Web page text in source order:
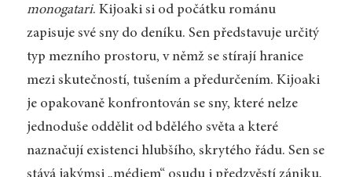
monogatari. Kijoaki si od počátku románu
zapisuje své sny do deníku. Sen představuje určitý
typ mezního prostoru, v němž se stírají hranice
mezi skutečností, tušením a předurčením. Kijoaki
je opakovaně konfrontován se sny, které nelze
jednoduše oddělit od bdělého světa a které
naznačují existenci hlubšího, skrytého řádu. Sen se